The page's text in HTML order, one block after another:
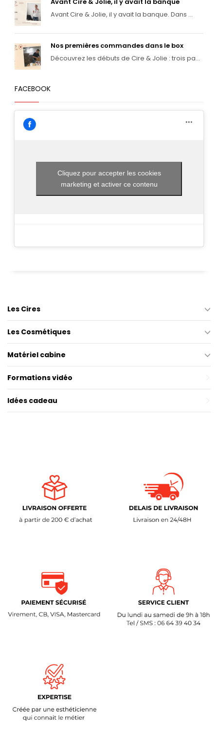
Avant Cire & Jolie, il y avait la banque. Dans ...
Nos premières commandes dans le box
Découvrez les débuts de Cire & Jolie : trois pa...
FACEBOOK
Cliquez pour accepter les cookies
marketing et activer ce contenu
Les Cires
Les Cosmétiques
Matériel cabine
Formations vidéo
Idées cadeau